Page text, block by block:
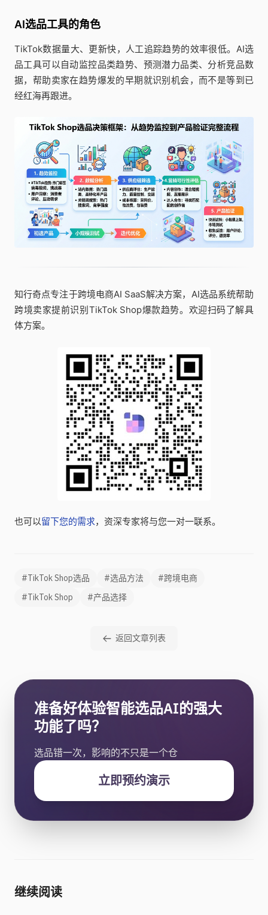
AI选品工具的角色
TikTok数据量大、更新快，人工追踪趋势的效率很低。AI选
品工具可以自动监控品类趋势、预测潜力品类、分析竞品数
据，帮助卖家在趋势爆发的早期就识别机会，而不是等到已
经红海再跟进。
知行奇点专注于跨境电商AI SaaS解决方案，AI选品系统帮助
跨境卖家提前识别TikTok Shop爆款趋势。欢迎扫码了解具
体方案。
也可以留下您的需求，资深专家将与您一对一联系。
#TikTok Shop选品 #选品方法
#跨境电商
#TikTok Shop
#产品选择
返回文章列表
准备好体验智能选品AI的强大
功能了吗？
选品错一次，影响的不只是一个仓
立即预约演示
继续阅读